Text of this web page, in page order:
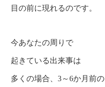
目の前に現れるのです。
今あなたの周りで
起きている出来事は
多くの場合、3～6か月前の